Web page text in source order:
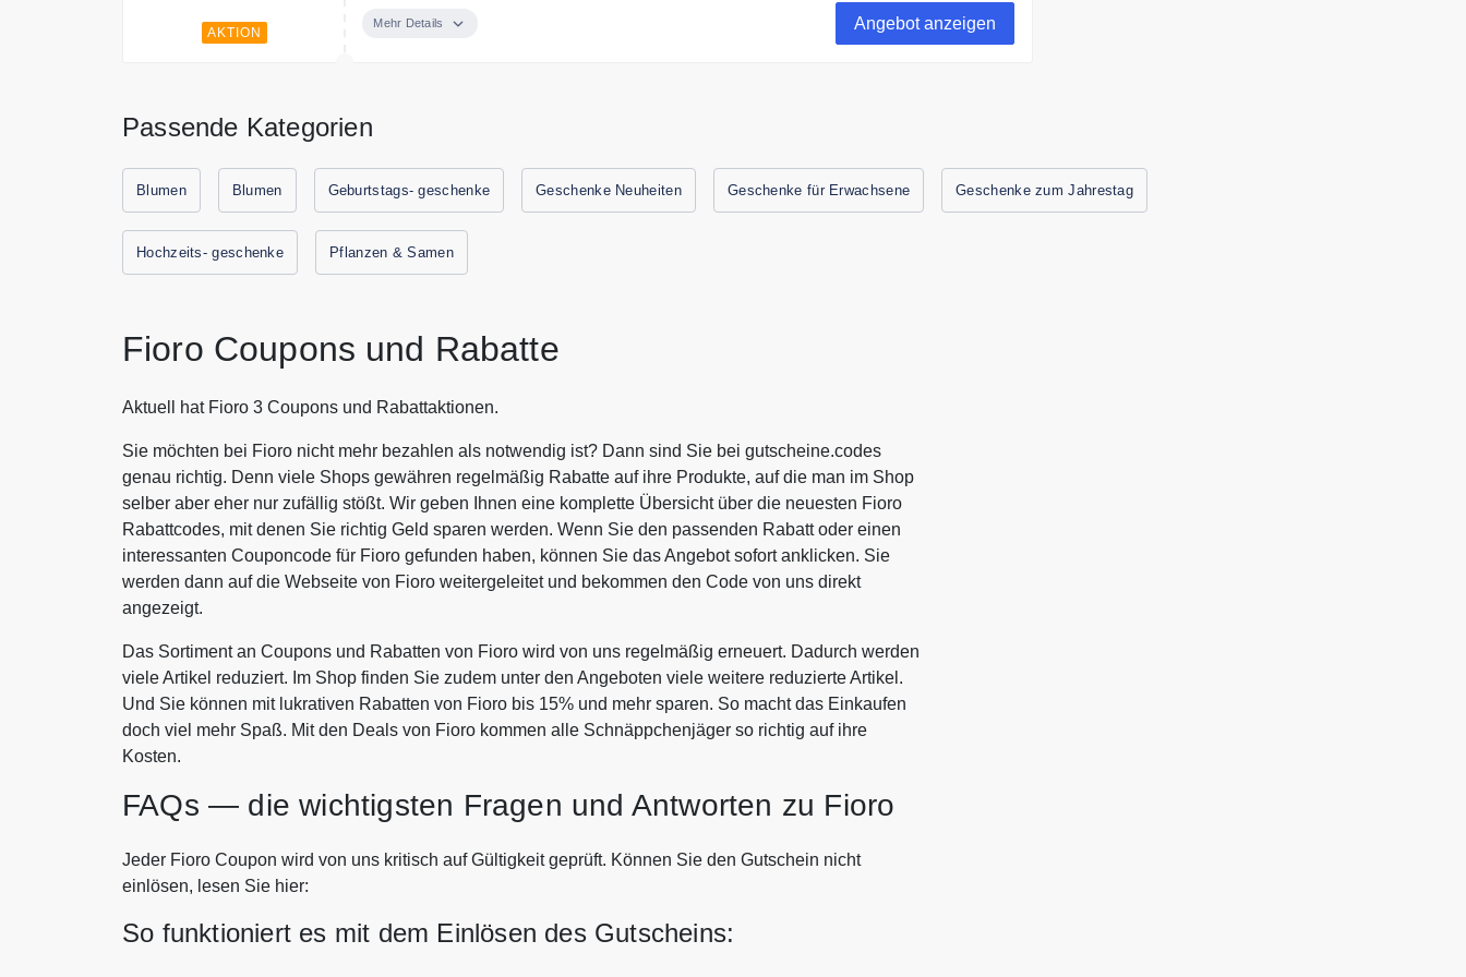
AKTION
Mehr Details Angebot anzeigen
Passende Kategorien
Blumen Blumen Geburtstags- geschenke Geschenke Neuheiten Geschenke für Erwachsene Geschenke zum Jahrestag
Hochzeits- geschenke Pflanzen & Samen
Fioro Coupons und Rabatte
Aktuell hat Fioro 3 Coupons und Rabattaktionen.
Sie möchten bei Fioro nicht mehr bezahlen als notwendig ist? Dann sind Sie bei gutscheine.codes
genau richtig. Denn viele Shops gewähren regelmäßig Rabatte auf ihre Produkte, auf die man im Shop
selber aber eher nur zufällig stößt. Wir geben Ihnen eine komplette Übersicht über die neuesten Fioro
Rabattcodes, mit denen Sie richtig Geld sparen werden. Wenn Sie den passenden Rabatt oder einen
interessanten Couponcode für Fioro gefunden haben, können Sie das Angebot sofort anklicken. Sie
werden dann auf die Webseite von Fioro weitergeleitet und bekommen den Code von uns direkt
angezeigt.
Das Sortiment an Coupons und Rabatten von Fioro wird von uns regelmäßig erneuert. Dadurch werden
viele Artikel reduziert. Im Shop finden Sie zudem unter den Angeboten viele weitere reduzierte Artikel.
Und Sie können mit lukrativen Rabatten von Fioro bis 15% und mehr sparen. So macht das Einkaufen
doch viel mehr Spaß. Mit den Deals von Fioro kommen alle Schnäppchenjäger so richtig auf ihre
Kosten.
FAQs — die wichtigsten Fragen und Antworten zu Fioro
Jeder Fioro Coupon wird von uns kritisch auf Gültigkeit geprüft. Können Sie den Gutschein nicht
einlösen, lesen Sie hier:
So funktioniert es mit dem Einlösen des Gutscheins: